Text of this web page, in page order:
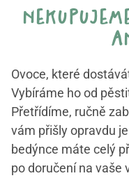
Ovoce, které
Vybíráme ho od
Přetřídíme, ručně
vám přišly opravdu
bedýnce máte celý
po doručení na vaše